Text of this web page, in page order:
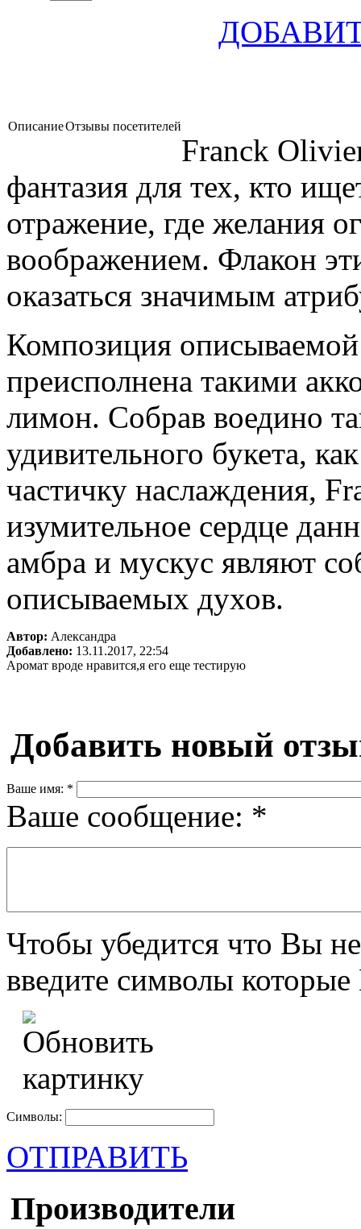
ОписаниеОтзывы посетителей
Franck
фантазия для тех, кто
отражение, где желания
воображением. Флакон
оказаться значимым
Композиция
преисполнена такими
лимон. Собрав воедино
удивительного букета,
частичку наслаждения,
изумительное сердце
амбра и мускус являют
описываемых духов.
Автор: Александра
Добавлено: 13.11.2017, 22:54
Аромат вроде нравится,я его еще тестирую
Добавить новый
Ваше имя: *
Ваше сообщение: *
Чтобы убедится что Вы
введите символы
Символы:
ОТПРАВИТЬ
Производители